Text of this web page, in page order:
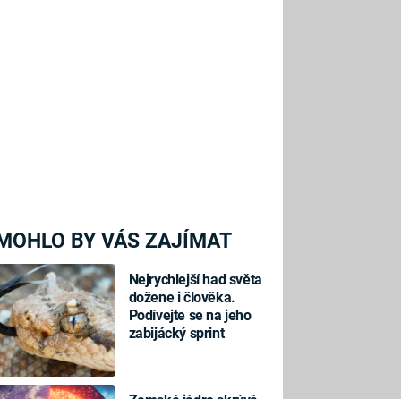
BY VÁS ZAJÍMAT
Nejrychlejší had světa
dožene i člověka.
Podívejte se na jeho
zabijácký sprint